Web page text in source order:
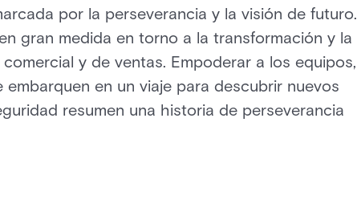
por la perseverancia y la visión de futuro.
gran medida en torno a la transformación y la
y de ventas. Empoderar a los equipos,
en un viaje para descubrir nuevos
resumen una historia de perseverancia